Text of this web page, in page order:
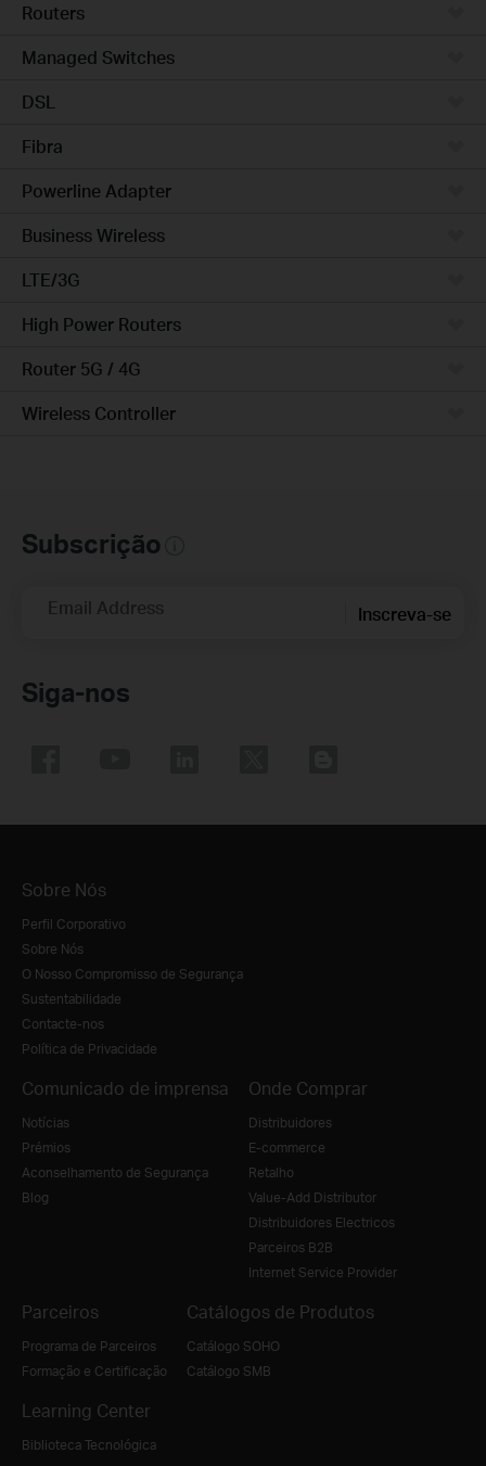
Routers
Managed Switches
DSL
Fibra
Powerline Adapter
Business Wireless
LTE/3G
High Power Routers
Router 5G / 4G
Wireless Controller
Subscrição
Email Address Inscreva-se
Siga-nos
Sobre Nós
Perfil Corporativo
Sobre Nós
O Nosso Compromisso de Segurança
Sustentabilidade
Contacte-nos
Política de Privacidade
Comunicado de imprensa
Notícias
Prémios
Aconselhamento de Segurança
Blog
Onde Comprar
Distribuidores
E-commerce
Retalho
Value-Add Distributor
Distribuidores Electricos
Parceiros B2B
Internet Service Provider
Parceiros
Programa de Parceiros
Formação e Certificação
Catálogos de Produtos
Catálogo SOHO
Catálogo SMB
Learning Center
Biblioteca Tecnológica